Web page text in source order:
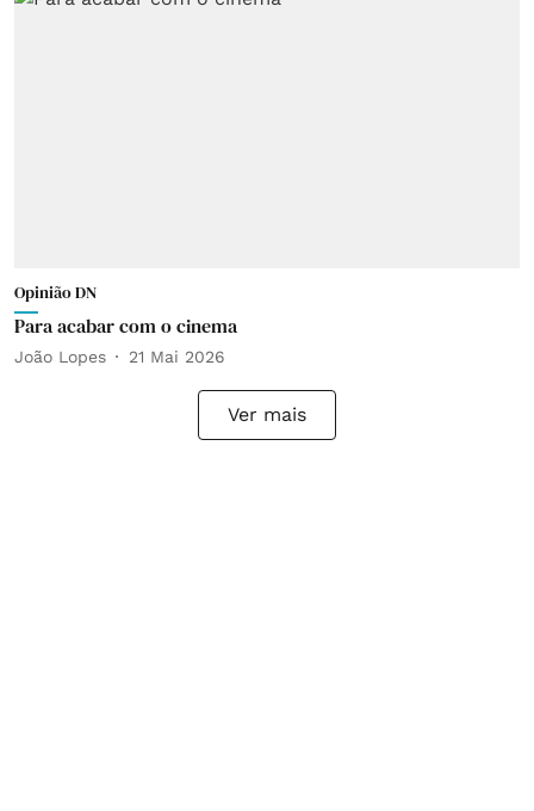
Opinião DN
Para acabar com o cinema
João Lopes 21 Mai 2026
Ver mais